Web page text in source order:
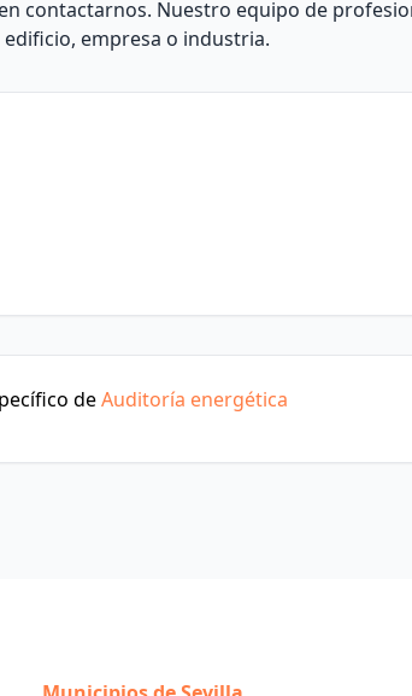
contactarnos. Nuestro equipo de
empresa o industria.
deAuditoría energética